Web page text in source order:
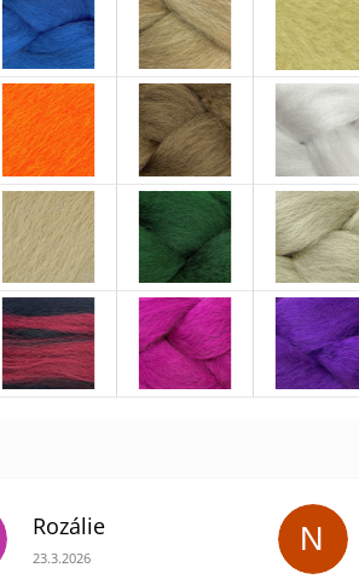
Rozálie
Hodnocení obchodu je 3 z 5 hvězdiček.
23.3.2026 N